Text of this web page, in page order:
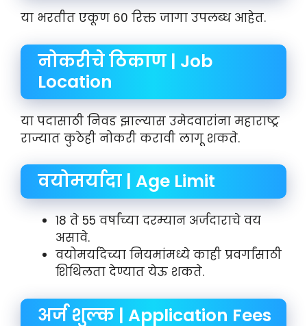
या भरतीत एकूण 60 रिक्त जागा उपलब्ध आहेत.
नोकरीचे ठिकाण | Job
Location
या पदासाठी निवड झाल्यास उमेदवारांना महाराष्ट्र
राज्यात कुठेही नोकरी करावी लागू शकते.
वयोमर्यादा | Age Limit
18 ते 55 वर्षांच्या दरम्यान अर्जदाराचे वय
असावे.
वयोमर्यादेच्या नियमांमध्ये काही प्रवर्गांसाठी
शिथिलता देण्यात येऊ शकते.
अर्ज शुल्क | Application Fees